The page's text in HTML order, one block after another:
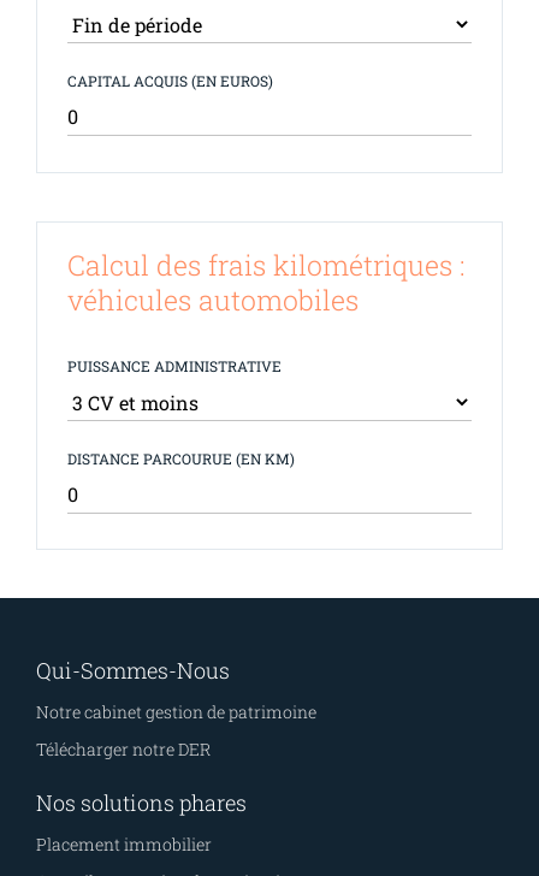
CAPITAL ACQUIS (EN EUROS)
Calcul des frais kilométriques :
véhicules automobiles
PUISSANCE ADMINISTRATIVE
DISTANCE PARCOURUE (EN KM)
Qui-Sommes-Nous
Notre cabinet gestion de patrimoine
Télécharger notre DER
Nos solutions phares
Placement immobilier